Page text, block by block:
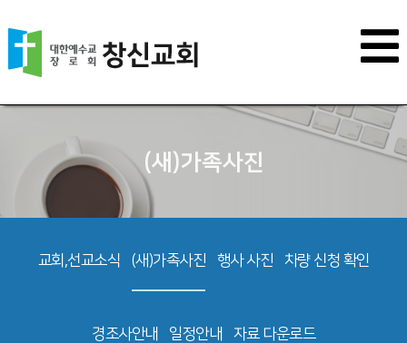
(새)가족사진
교회,선교소식 (새)가족사진 행사 사진 차량 신청 확인
경조사안내 일정안내 자료 다운로드